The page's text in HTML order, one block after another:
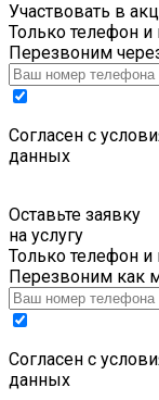
Участвовать в
Только телефон и
Перезвоним
Cогласен с
данных
Оставьте заявку
на услугу
Только телефон
Перезвоним как
Cогласен с
данных